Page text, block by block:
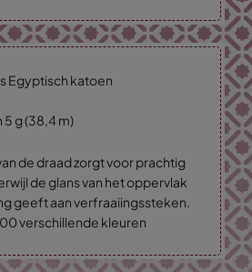
Egyptisch katoen
5 g (38,4 m)
de draad zorgt voor prachtig
de glans van het oppervlak
geeft aan verfraaiingssteken.
verschillende kleuren